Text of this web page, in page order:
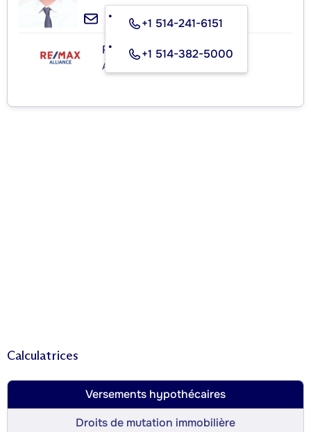
+1 514-241-6151
+1 514-382-5000
RE/MAX ALLIANCE INC.
Agence immobilière
Calculatrices
Versements hypothécaires
Droits de mutation immobilière